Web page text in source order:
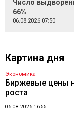
Число
66%
06.08.2026 07:50
Картина дня
Экономика
Биржевые цены
роста
06.08.2026 16:55